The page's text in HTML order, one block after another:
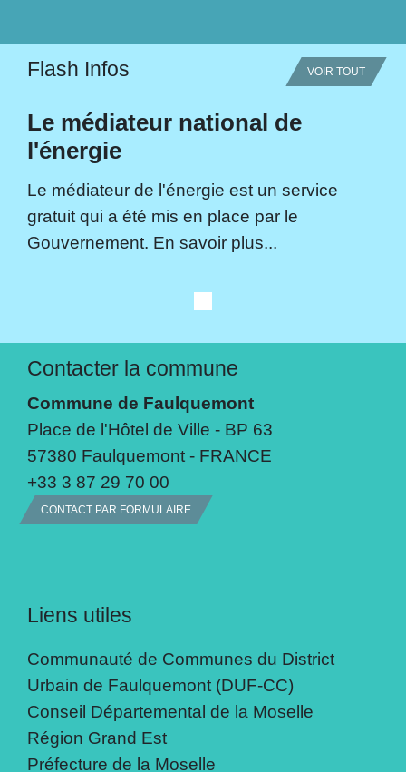
Flash Infos VOIR TOUT
Le médiateur national de
l'énergie
Le médiateur de l'énergie est un service
gratuit qui a été mis en place par le
Gouvernement. En savoir plus...
Contacter la commune
Commune de Faulquemont
Place de l'Hôtel de Ville - BP 63
57380 Faulquemont - FRANCE
+33 3 87 29 70 00
CONTACT PAR FORMULAIRE
Liens utiles
Communauté de Communes du District
Urbain de Faulquemont (DUF-CC)
Conseil Départemental de la Moselle
Région Grand Est
Préfecture de la Moselle